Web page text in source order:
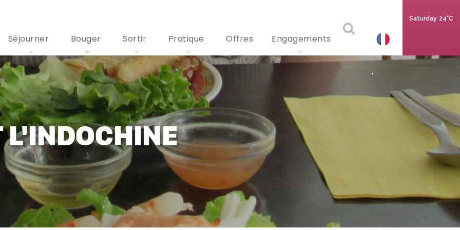
Séjourner Bouger Sortir Pratique Offres Engagements
Saturday 24°C
L'INDOCHINE